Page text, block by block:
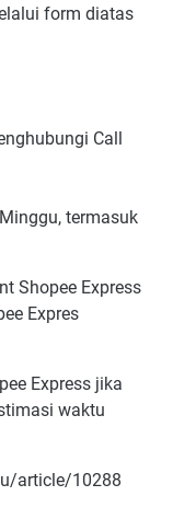
form diatas
Call
termasuk
Shopee Express
Expres
Express jika
waktu
article/10288